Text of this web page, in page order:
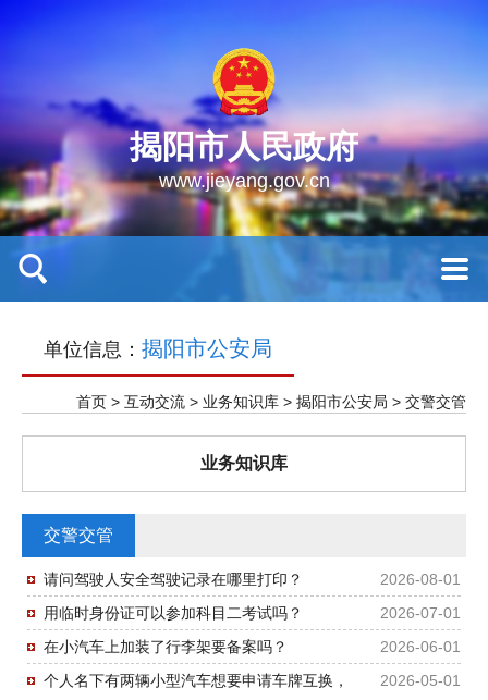
揭阳市人民政府
www.jieyang.gov.cn
单位信息： 揭阳市公安局
首页 > 互动交流 > 业务知识库 > 揭阳市公安局 > 交警交管
业务知识库
交警交管
2026-08-01
请问驾驶人安全驾驶记录在哪里打印？
2026-07-01
用临时身份证可以参加科目二考试吗？
2026-06-01
在小汽车上加装了行李架要备案吗？
2026-05-01
个人名下有两辆小型汽车想要申请车牌互换，